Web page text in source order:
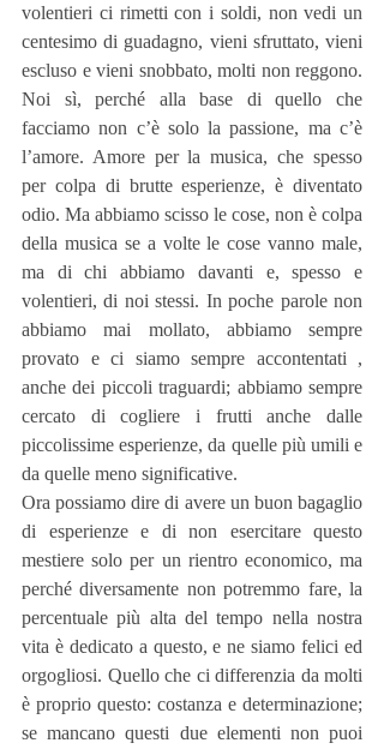
volentieri ci rimetti con i soldi, non vedi un
centesimo di guadagno, vieni sfruttato, vieni
escluso e vieni snobbato, molti non reggono.
Noi sì, perché alla base di quello che
facciamo non c’è solo la passione, ma c’è
l’amore. Amore per la musica, che spesso
per colpa di brutte esperienze, è diventato
odio. Ma abbiamo scisso le cose, non è colpa
della musica se a volte le cose vanno male,
ma di chi abbiamo davanti e, spesso e
volentieri, di noi stessi. In poche parole non
abbiamo mai mollato, abbiamo sempre
provato e ci siamo sempre accontentati ,
anche dei piccoli traguardi; abbiamo sempre
cercato di cogliere i frutti anche dalle
piccolissime esperienze, da quelle più umili e
da quelle meno significative.
Ora possiamo dire di avere un buon bagaglio
di esperienze e di non esercitare questo
mestiere solo per un rientro economico, ma
perché diversamente non potremmo fare, la
percentuale più alta del tempo nella nostra
vita è dedicato a questo, e ne siamo felici ed
orgogliosi. Quello che ci differenzia da molti
è proprio questo: costanza e determinazione;
se mancano questi due elementi non puoi